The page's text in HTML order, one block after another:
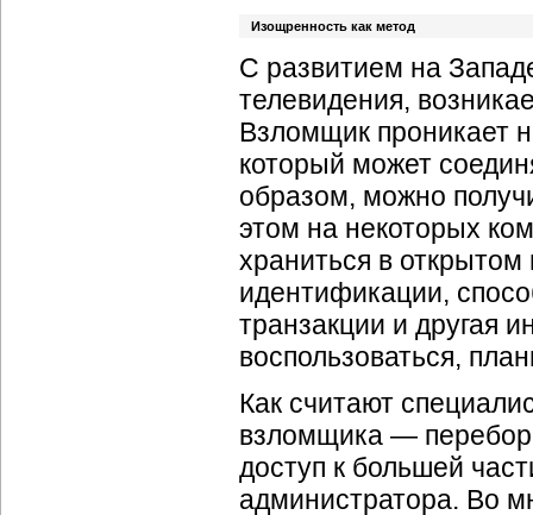
Изощренность как метод
С развитием на
телевидения,
Взломщик проникает
который может
образом, можно
этом на некоторых
храниться в
идентификации,
транзакции и другая
воспользоваться,
Как считают
взломщика — перебор
доступ к большей
администратора. Во